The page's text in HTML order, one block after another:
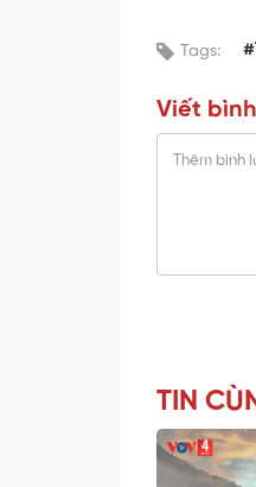
Tags:
Viết
TIN